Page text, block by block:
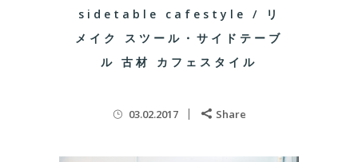
sidetable cafestyle / リ
メイク スツール・サイドテーブ
ル 古材 カフェスタイル
03.02.2017 Share